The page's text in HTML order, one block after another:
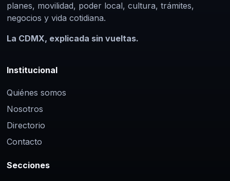
planes, movilidad, poder local, cultura, trámites,
negocios y vida cotidiana.
La CDMX, explicada sin vueltas.
Institucional
Quiénes somos
Nosotros
Directorio
Contacto
Secciones